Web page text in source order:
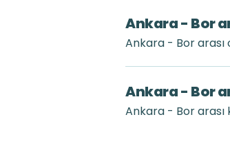
Ankara - Bor
Ankara - Bor
Ankara - Bor
Ankara - Bor arası